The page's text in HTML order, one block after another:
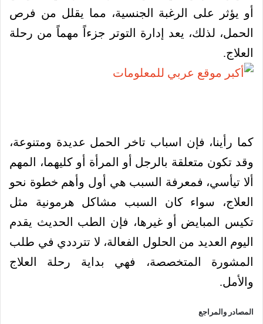
أو يؤثر على الرغبة الجنسية، مما يقلل من فرص
الحمل، لذلك، يعد إدارة التوتر جزءاً مهماً من رحلة
العلاج.
كما رأينا، فإن اسباب تاخر الحمل عديدة ومتنوعة،
وقد تكون متعلقة بالرجل أو المرأة أو كليهما، المهم
ألا تيأسي، فمعرفة السبب هي أول وأهم خطوة نحو
العلاج، سواء كان السبب مشاكل هرمونية مثل
تكيس المبايض أو غيرها، فإن الطب الحديث يقدم
اليوم العديد من الحلول الفعالة، لا تترددي في طلب
المشورة المتخصصة، فهي بداية رحلة العلاج
والأمل.
المصادر والمراجع